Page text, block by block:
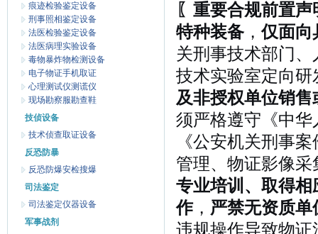
痕迹检验鉴定设备
刑事照相鉴定设备
法医检验鉴定设备
法医病理实验设备
毒物暴炸物检测设备
电子物证手机取证
心理测试仪测谎仪
现场勘察服勘查鞋
技侦设备
技术侦查取证设备
反恐防暴
反恐防爆安检搜爆
司法鉴定
司法鉴定仪器设备
军事战剂
〖重要合规前置声
特种装备 ，仅面向
关刑事技术部门
技术实验室定向
及非授权单位销售
须严格遵守《中
《公安机关刑事
管理、物证影像
专业培训、取得
作， 严禁无资质
违规操作导致物